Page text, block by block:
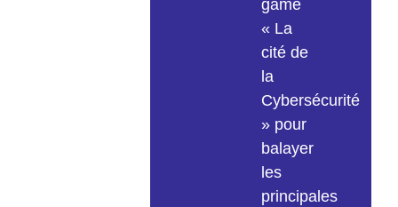
game
« La
cité de
la
Cybersécurité
» pour
balayer
les
principales